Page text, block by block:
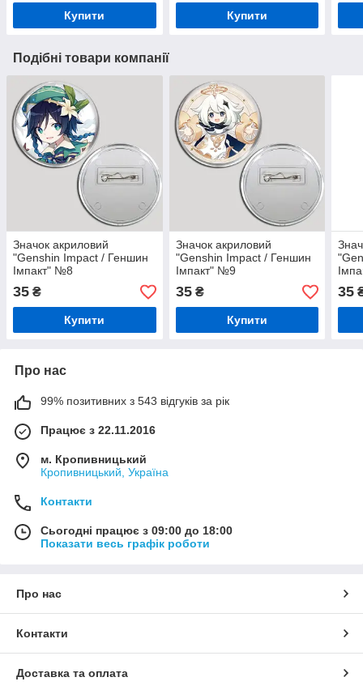
Купити Купити
Подібні товари компанії
Значок акриловий
"Genshin Impact / Геншин
Імпакт" №8
35 ₴
Купити
Значок акриловий
"Genshin Impact / Геншин
Імпакт" №9
35₴
Купити
35
Про нас
99% позитивних з 543 відгуків за рік
Працює з 22.11.2016
м. Кропивницький
Кропивницький, Україна
Контакти
Сьогодні працює з 09:00 до 18:00
Показати весь графік роботи
Про нас
Контакти
Доставка та оплата